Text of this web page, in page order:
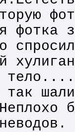
фотка
тело....